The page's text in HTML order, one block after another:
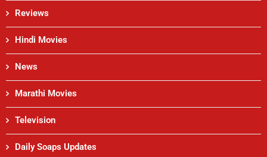
Reviews
Hindi Movies
News
Marathi Movies
Television
Daily Soaps Updates